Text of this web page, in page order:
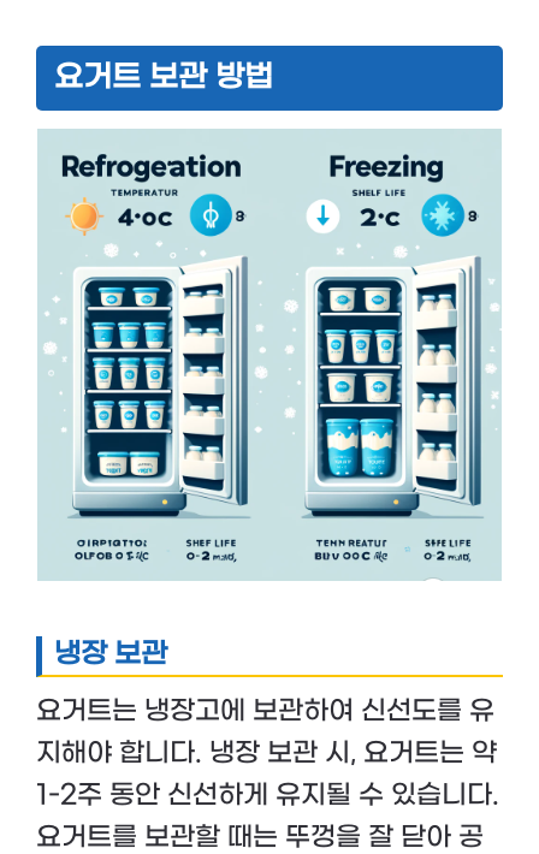
요거트 보관 방법
냉장 보관
요거트는 냉장고에 보관하여 신선도를 유
지해야 합니다. 냉장 보관 시, 요거트는 약
1-2주 동안 신선하게 유지될 수 있습니다.
요거트를 보관할 때는 뚜껑을 잘 닫아 공